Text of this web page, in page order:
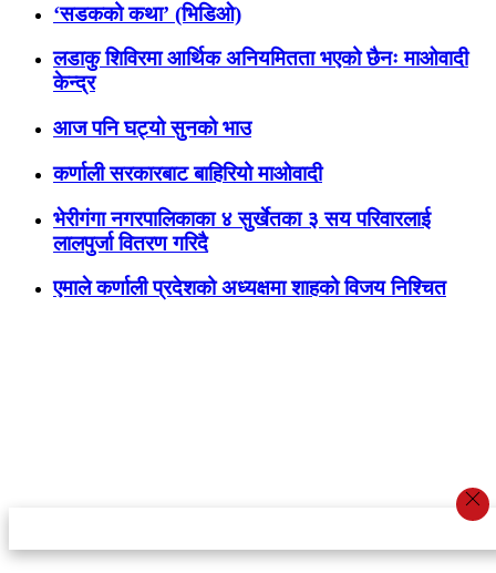
‘सडकको कथा’ (भिडिओ)
लडाकु शिविरमा आर्थिक अनियमितता भएको छैनः माओवादी
केन्द्र
आज पनि घट्यो सुनको भाउ
कर्णाली सरकारबाट बाहिरियो माओवादी
भेरीगंगा नगरपालिकाका ४ सुर्खेतका ३ सय परिवारलाई
लालपुर्जा वितरण गरिदै
एमाले कर्णाली प्रदेशको अध्यक्षमा शाहको विजय निश्चित